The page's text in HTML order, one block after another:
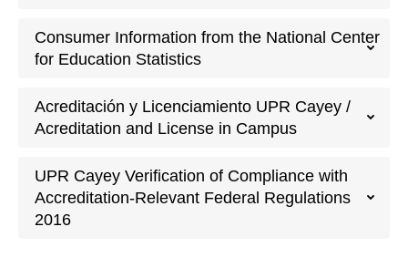
Consumer Information from the National Center
for Education Statistics
Acreditación y Licenciamiento UPR Cayey /
Acreditation and License in Campus
UPR Cayey Verification of Compliance with
Accreditation-Relevant Federal Regulations
2016